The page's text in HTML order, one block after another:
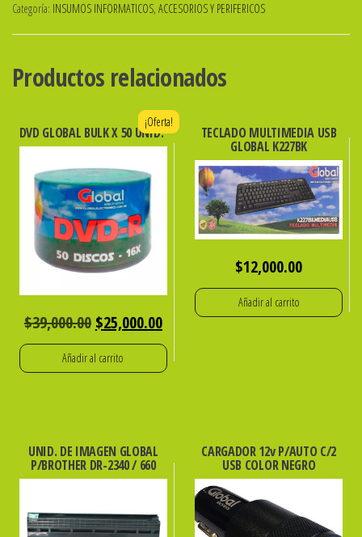
CE312
MAGENTA
Categoría: INSUMOS INFORMATICOS, ACCESORIOS Y PERIFERICOS
Productos relacionados
DVD GLOBAL BULK X 50 UNID.
¡Oferta!
$39,000.00 El
precio
original
$25,000.00El
precio
actual
Añadir al carrito
TECLADO MULTIMEDIA USB
GLOBAL K227BK
$12,000.00
Añadir al carrito
UNID. DE IMAGEN GLOBAL
P/BROTHER DR-2340 / 660
CARGADOR 12v P/AUTO C/2
USB COLOR NEGRO